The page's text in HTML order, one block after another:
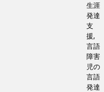
生涯
発達
支
援,
言語
障害
児の
言語
発達